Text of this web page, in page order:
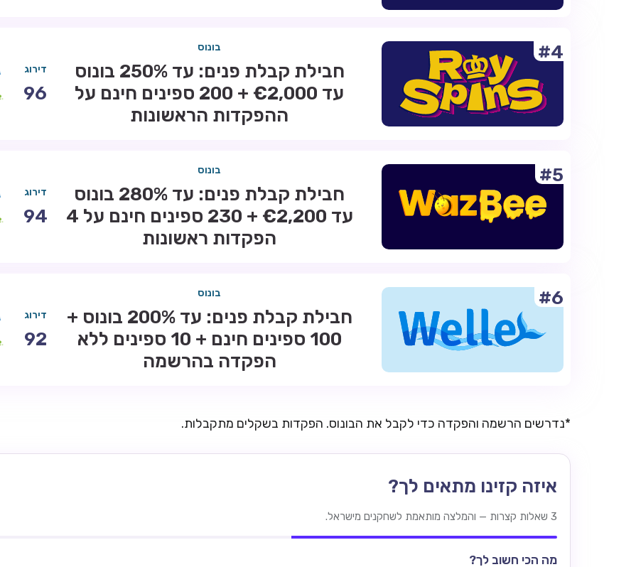
#4 בונוס
חבילת קבלת פנים: עד 250% בונוס
עד €2,000 + 200 ספינים חינם על
ההפקדות הראשונות
דירוג
96
#5 בונוס
חבילת קבלת פנים: עד 280% בונוס
עד €2,200 + 230 ספינים חינם על 4
הפקדות ראשונות
דירוג
94
#6 בונוס
חבילת קבלת פנים: עד 200% בונוס +
100 ספינים חינם + 10 ספינים ללא
הפקדה בהרשמה
דירוג
92
*נדרשים הרשמה והפקדה כדי לקבל את הבונוס. הפקדות בשקלים מתקבלות.
איזה קזינו מתאים לך?
3 שאלות קצרות — והמלצה מותאמת לשחקנים מישראל.
מה הכי חשוב לך?